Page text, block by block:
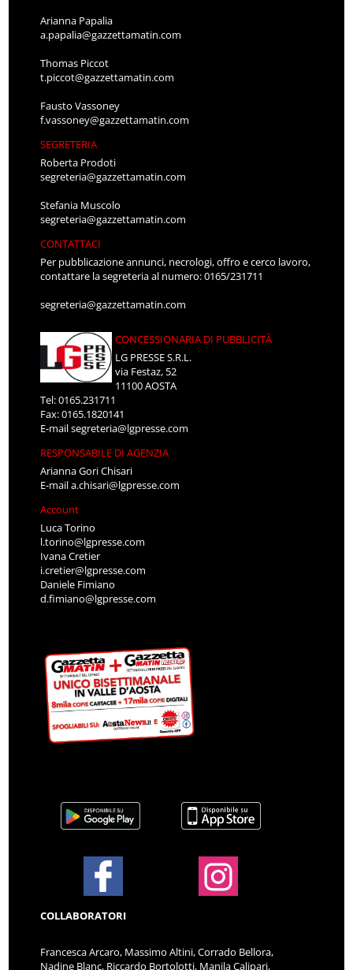
Arianna Papalia
a.papalia@gazzettamatin.com
Thomas Piccot
t.piccot@gazzettamatin.com
Fausto Vassoney
f.vassoney@gazzettamatin.com
SEGRETERIA
Roberta Prodoti
segreteria@gazzettamatin.com
Stefania Muscolo
segreteria@gazzettamatin.com
CONTATTACI
Per pubblicazione annunci, necrologi, offro e cerco lavoro,
contattare la segreteria al numero: 0165/231711
segreteria@gazzettamatin.com
CONCESSIONARIA DI PUBBLICITÀ
LG PRESSE S.R.L.
via Festaz, 52
11100 AOSTA
Tel: 0165.231711
Fax: 0165.1820141
E-mailsegreteria@lgpresse.com
RESPONSABILE DI AGENZIA
Arianna Gori Chisari
E-maila.chisari@lgpresse.com
Account
Luca Torino
l.torino@lgpresse.com
Ivana Cretier
i.cretier@lgpresse.com
Daniele Fimiano
d.fimiano@lgpresse.com
COLLABORATORI
Francesca Arcaro, Massimo Altini, Corrado Bellora,
Nadine Blanc, Riccardo Bortolotti, Manila Calipari,